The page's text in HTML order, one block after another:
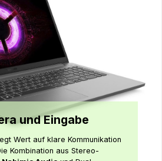
und Eingabe
Wert auf klare Kommunikation
Kombination aus Stereo-